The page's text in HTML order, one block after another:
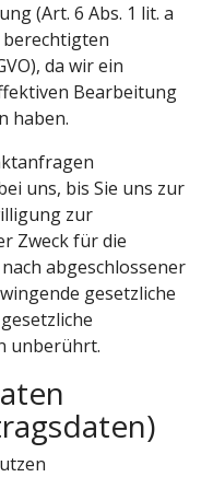
(Art. 6 Abs. 1 lit. a
berechtigten
da wir ein
Bearbeitung
haben.
uns, bis Sie uns zur
zur
Zweck für die
abgeschlossener
gesetzliche
unberührt.